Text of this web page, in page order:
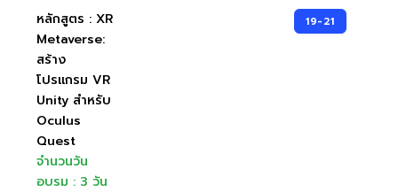
หลักสูตร : XR
Metaverse:
สร้าง
โปรแกรม VR
Unity สำหรับ
Oculus
Quest
จำนวนวัน
อบรม : 3 วัน
19-21